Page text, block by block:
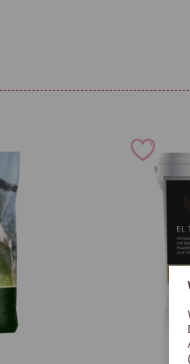
0,4 %
je kg: